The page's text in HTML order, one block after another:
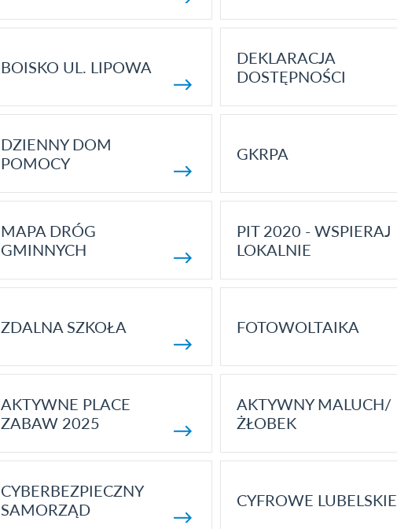
BOISKO UL. LIPOWA
DEKLARACJA
DOSTĘPNOŚCI
DZIENNY DOM
POMOCY
GKRPA
MAPA DRÓG
GMINNYCH
PIT 2020 - WSPIERAJ
LOKALNIE
ZDALNA SZKOŁA FOTOWOLTAIKA
AKTYWNE PLACE
ZABAW 2025
AKTYWNY MALUCH/
ŻŁOBEK
CYBERBEZPIECZNY
SAMORZĄD
CYFROWE LUBELSKIE